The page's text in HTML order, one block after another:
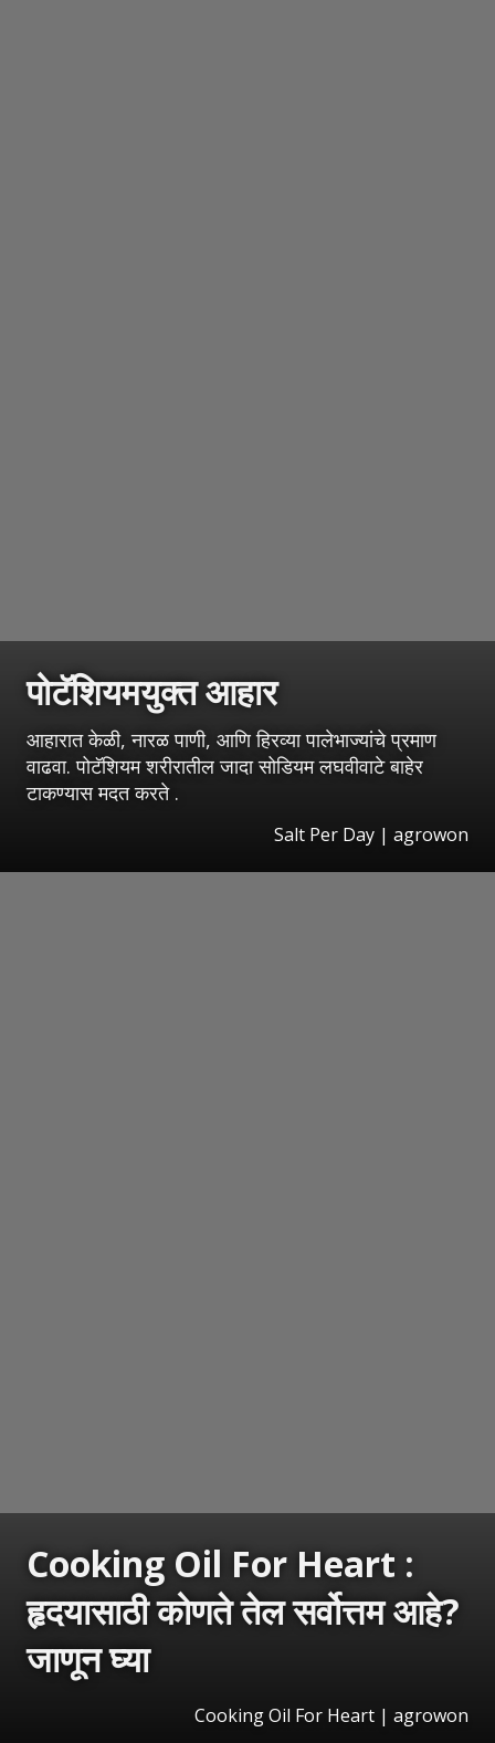
पोटॅशियमयुक्त आहार
आहारात केळी, नारळ पाणी, आणि हिरव्या पालेभाज्यांचे प्रमाण
वाढवा. पोटॅशियम शरीरातील जादा सोडियम लघवीवाटे बाहेर
टाकण्यास मदत करते .
Salt Per Day | agrowon
Cooking Oil For Heart :
हृदयासाठी कोणते तेल सर्वोत्तम आहे?
जाणून घ्या
Cooking Oil For Heart | agrowon